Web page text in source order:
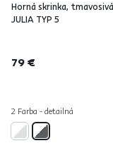
Horná skrinka,
JULIA TYP 5
79 €
2 Farba - detailná